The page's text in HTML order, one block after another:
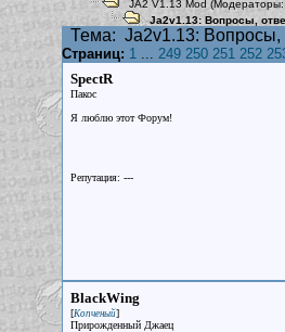
JA2 V1.13 Mod (Модераторы:
Ja2v1.13: Вопросы,
Тема: Ja2v1.13:
Страниц: 1 ... 249 250 251 252
SpectR
Пакос
Я люблю этот Форум!
Репутация: ---
BlackWing
[Копченый]
Прирожденный Джаец